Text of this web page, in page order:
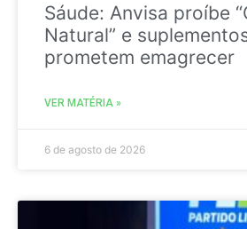
Sáude: Anvisa proíbe
Natural” e
prometem emagrecer
VER MATÉRIA »
6 de agosto de 2026